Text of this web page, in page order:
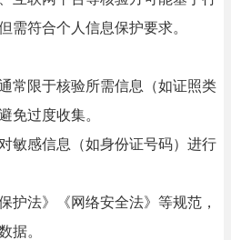
需符合个人信息保护要求。
常限于核验所需信息（如证照类
免过度收集。
敏感信息（如身份证号码）进行
护法》《网络安全法》等规范，
据。